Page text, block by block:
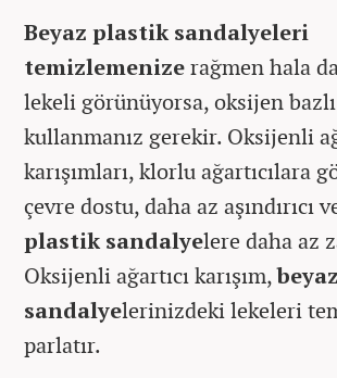
Beyaz plastik sandalyeleri
temizlemenizerağmen hala
lekeli görünüyorsa, oksijen
kullanmanız gerekir. Oksijenli
karışımları, klorlu ağartıcılara
çevre dostu, daha az aşındırıcı
plastik sandalyelere daha az
Oksijenli ağartıcı karışım,
sandalyelerinizdeki lekeleri
parlatır.